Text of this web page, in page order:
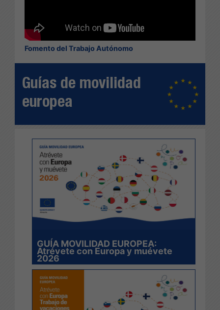
Fomento del Trabajo Autónomo
Guías de movilidad
europea
GUÍA MOVILIDAD EUROPEA:
Atrévete con Europa y muévete
2026